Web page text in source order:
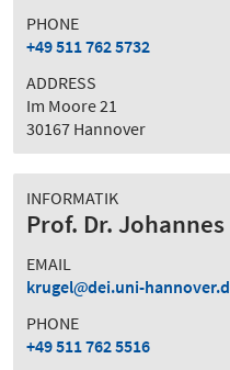
PHONE
+49 511 762 5732
ADDRESS
Im Moore 21
30167 Hannover
INFORMATIK
Prof. Dr.
EMAIL
krugel
dei.uni-
PHONE
+49 511 762 5516